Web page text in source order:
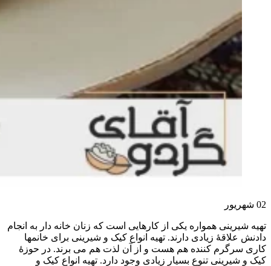
02 شهریور
تهیه شیرینی همواره یکی از کارهایی است که زنان خانه دار به انجام
دادنش علاقۀ زیادی دارند. تهیه انواع کیک و شیرینی برای خانمها
کاری سرگرم کننده هم هست و از آن لذت هم می برند. در حوزۀ
کیک و شیرینی تنوع بسیار زیادی وجود دارد. تهیه انواع کیک و